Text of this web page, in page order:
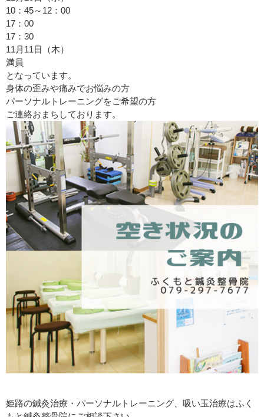
10：45～12：00
17：00
17：30
11月11日（木）
満員
となっています。
身体の歪みや痛みでお悩みの方
パーソナルトレーニングをご希望の方
ご連絡おまちしております。
姫路の鍼灸治療・パーソナルトレーニング、吸い玉治療はふく